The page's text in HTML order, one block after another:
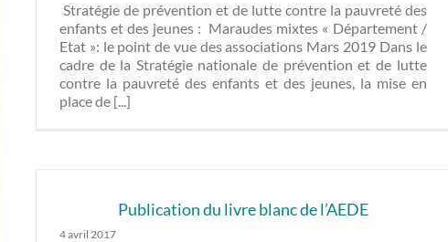
Stratégie de prévention et de lutte contre la pauvreté des
enfants et des jeunes : Maraudes mixtes « Département /
Etat »: le point de vue des associations Mars 2019 Dans le
cadre de la Stratégie nationale de prévention et de lutte
contre la pauvreté des enfants et des jeunes, la mise en
place de [...]
Publication du livre blanc de l’AEDE
4 avril 2017